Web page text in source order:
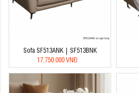
Sofa SF513ANK | SF513BNK
17.750.000 VNĐ